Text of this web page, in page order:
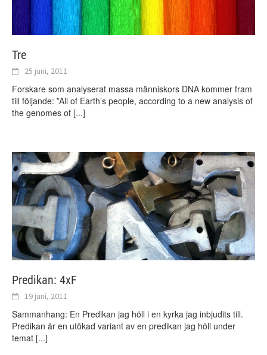
Tre
25 juni, 2011
Forskare som analyserat massa människors DNA kommer fram
till följande: ”All of Earth’s people, according to a new analysis of
the genomes of [...]
Predikan: 4xF
19 juni, 2011
Sammanhang: En Predikan jag höll i en kyrka jag inbjudits till.
Predikan är en utökad variant av en predikan jag höll under
temat [...]